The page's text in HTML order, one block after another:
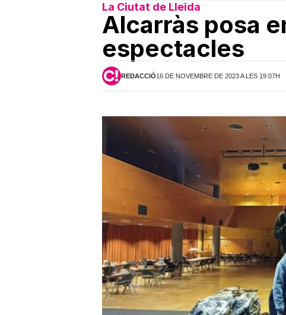
La Ciutat de Lleida
Alcarràs posa
espectacles
REDACCIÓ16 DE NOVEMBRE DE 2023 A LES 19:07H